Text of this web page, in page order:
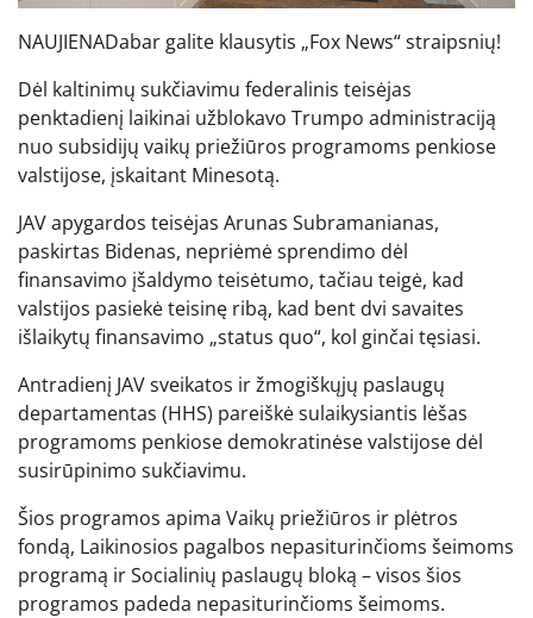
NAUJIENADabar galite klausytis „Fox News“ straipsnių!
Dėl kaltinimų sukčiavimu federalinis teisėjas
penktadienį laikinai užblokavo Trumpo administraciją
nuo subsidijų vaikų priežiūros programoms penkiose
valstijose, įskaitant Minesotą.
JAV apygardos teisėjas Arunas Subramanianas,
paskirtas Bidenas, nepriėmė sprendimo dėl
finansavimo įšaldymo teisėtumo, tačiau teigė, kad
valstijos pasiekė teisinę ribą, kad bent dvi savaites
išlaikytų finansavimo „status quo“, kol ginčai tęsiasi.
Antradienį JAV sveikatos ir žmogiškųjų paslaugų
departamentas (HHS) pareiškė sulaikysiantis lėšas
programoms penkiose demokratinėse valstijose dėl
susirūpinimo sukčiavimu.
Šios programos apima Vaikų priežiūros ir plėtros
fondą, Laikinosios pagalbos nepasiturinčioms šeimoms
programą ir Socialinių paslaugų bloką – visos šios
programos padeda nepasiturinčioms šeimoms.